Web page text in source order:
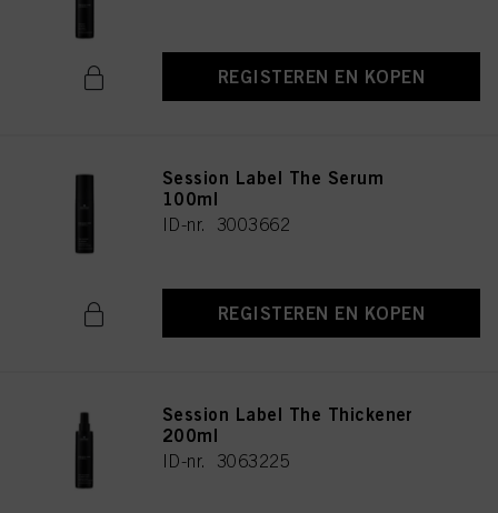
REGISTEREN EN KOPEN
Session Label The Serum
100ml
ID-nr. 3003662
REGISTEREN EN KOPEN
Session Label The Thickener
200ml
ID-nr. 3063225